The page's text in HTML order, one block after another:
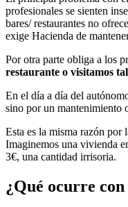
profesionales se sienten
bares/ restaurantes no
exige Hacienda de
Por otra parte obliga a los
restaurante o visitamos
En el día a día del
sino por un mantenimiento
Esta es la misma razón por
Imaginemos una vivienda
3€, una cantidad irrisoria.
¿Qué ocurre